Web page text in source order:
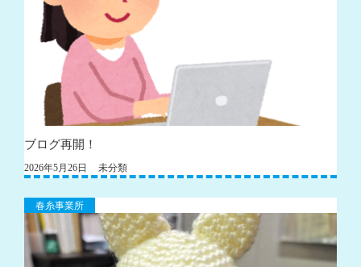
ブログ再開！
2026年5月26日 未分類
春糸事業所